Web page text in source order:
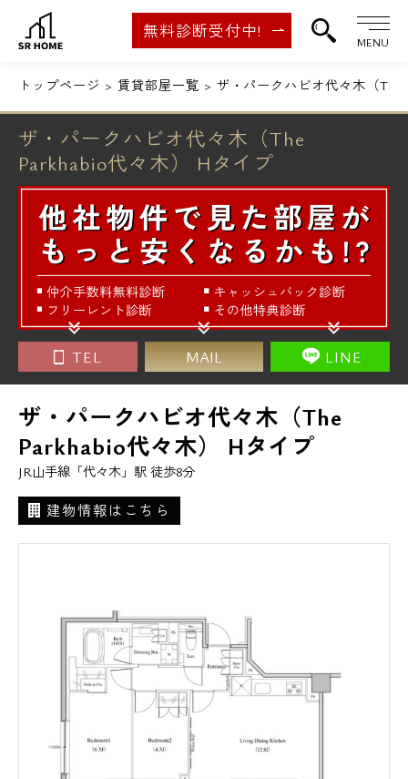
無料診断受付中!
MENU
トップページ 賃貸部屋一覧 ザ・パークハビオ代々木（
ザ・パークハビオ代々木（The
Parkhabio代々木） Hタイプ
TEL MAIL LINE
ザ・パークハビオ代々木（The
Parkhabio代々木） Hタイプ
JR山手線「代々木」駅 徒歩8分
建物情報はこちら